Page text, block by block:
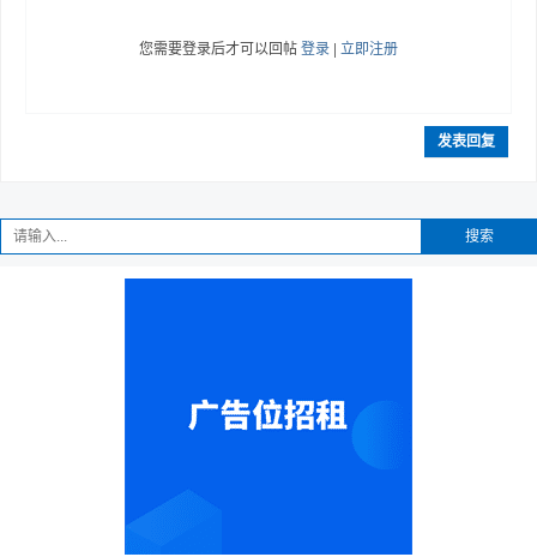
您需要登录后才可以回帖登录 | 立即注册
发表回复
搜索